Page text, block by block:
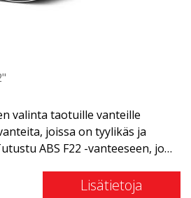
valinta taotuille vanteille
joissa on tyylikäs ja
ABS F22 -vanteeseen, joka
Wheels -perheeseen.
etu on jopa 50 %:n
Lisätietoja